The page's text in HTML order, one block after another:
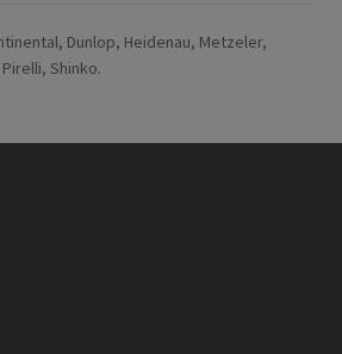
Dunlop, Heidenau, Metzeler,
Shinko.